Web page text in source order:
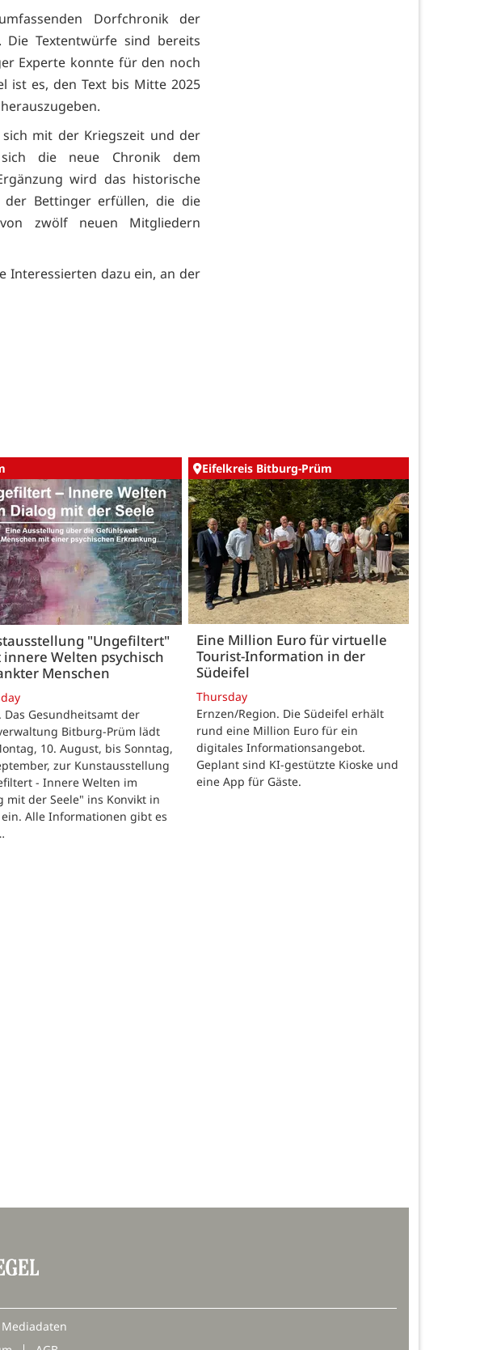
Dorfchronik der
Textentwürfe sind bereits
Experte konnte für den noch
ist es, den Text bis Mitte 2025
mit der Kriegszeit und der
die neue Chronik dem
wird das historische
der Bettinger erfüllen, die die
zwölf neuen Mitgliedern
Interessierten dazu ein, an der
"Ungefiltert"
innere Welten psychisch
Menschen
Das Gesundheitsamt der
Bitburg-Prüm lädt
10. August, bis Sonntag,
zur Kunstausstellung
- Innere Welten im
mit der Seele" ins Konvikt in
ein. Alle Informationen gibt es
Eifelkreis Bitburg-Prüm
Eine Million Euro für virtuelle
Tourist-Information in der
Südeifel
Thursday
Ernzen/Region. Die Südeifel erhält
rund eine Million Euro für ein
digitales Informationsangebot.
Geplant sind KI-gestützte Kioske und
eine App für Gäste.
Mediadaten